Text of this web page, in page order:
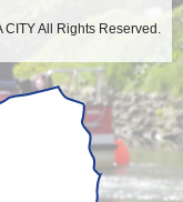
CITY All Rights Reserved.